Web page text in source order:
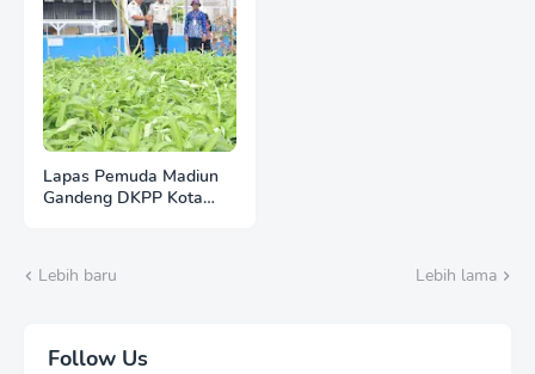
Lapas Pemuda Madiun
Gandeng DKPP Kota
Lebih baru Lebih lama
Follow Us